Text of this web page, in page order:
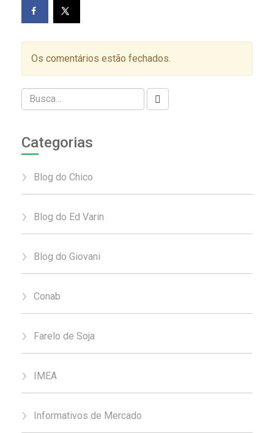
Os comentários estão fechados.
Categorias
Blog do Chico
Blog do Ed Varin
Blog do Giovani
Conab
Farelo de Soja
IMEA
Informativos de Mercado